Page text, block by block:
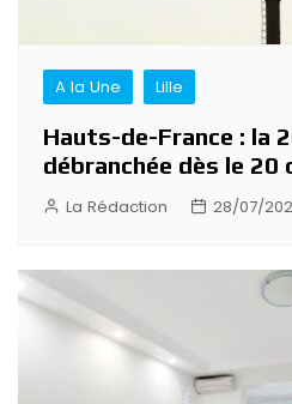
A la Une Lille
Hauts-de-France : la
débranchée dès le
La Rédaction 28/07/